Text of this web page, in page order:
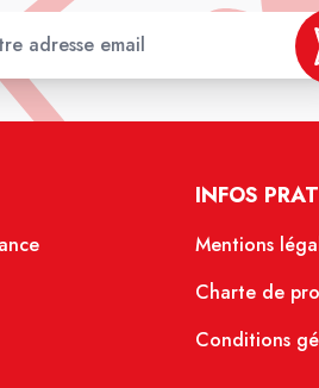
INFOS
Mentions
Charte de
Conditions